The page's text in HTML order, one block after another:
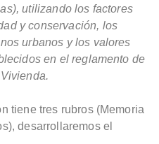
utilizando los factores
y conservación, los
urbanos y los valores
en el reglamento de
tiene tres rubros (Memoria
desarrollaremos el